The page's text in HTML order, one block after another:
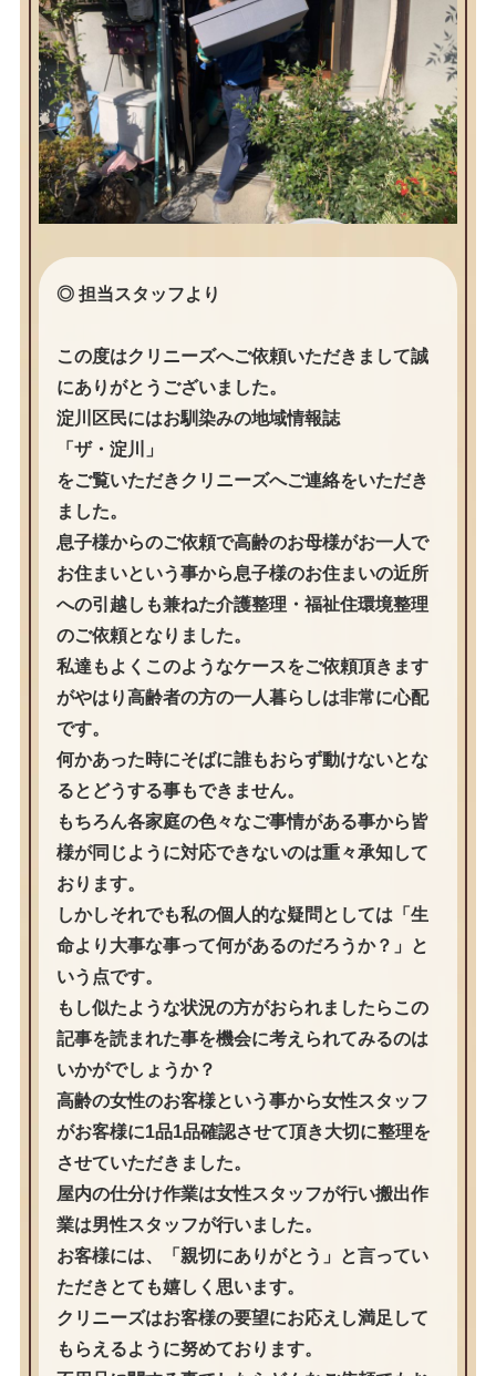
◎ 担当スタッフより
この度はクリニーズへご依頼いただきまして誠
にありがとうございました。
淀川区民にはお馴染みの地域情報誌
「ザ・淀川」
をご覧いただきクリニーズへご連絡をいただき
ました。
息子様からのご依頼で高齢のお母様がお一人で
お住まいという事から息子様のお住まいの近所
への引越しも兼ねた介護整理・福祉住環境整理
のご依頼となりました。
私達もよくこのようなケースをご依頼頂きます
がやはり高齢者の方の一人暮らしは非常に心配
です。
何かあった時にそばに誰もおらず動けないとな
るとどうする事もできません。
もちろん各家庭の色々なご事情がある事から皆
様が同じように対応できないのは重々承知して
おります。
しかしそれでも私の個人的な疑問としては「生
命より大事な事って何があるのだろうか？」と
いう点です。
もし似たような状況の方がおられましたらこの
記事を読まれた事を機会に考えられてみるのは
いかがでしょうか？
高齢の女性のお客様という事から女性スタッフ
がお客様に1品1品確認させて頂き大切に整理を
させていただきました。
屋内の仕分け作業は女性スタッフが行い搬出作
業は男性スタッフが行いました。
お客様には、「親切にありがとう」と言ってい
ただきとても嬉しく思います。
クリニーズはお客様の要望にお応えし満足して
もらえるように努めております。